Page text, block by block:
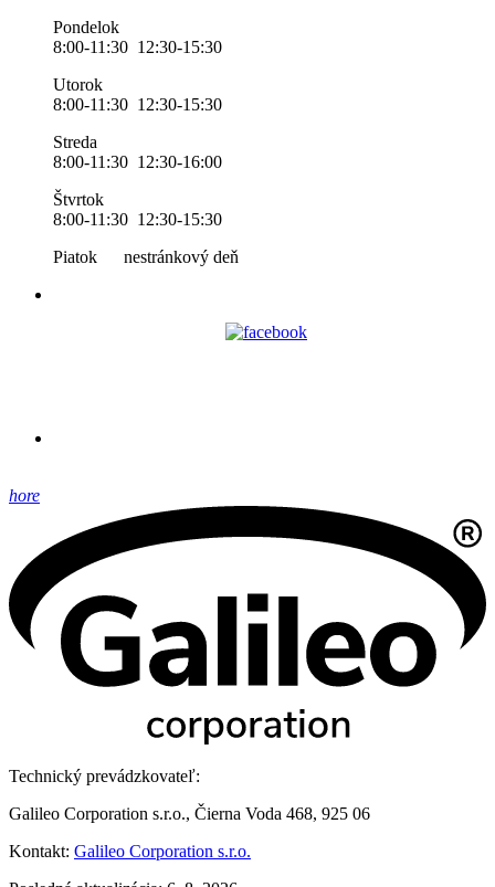
Pondelok
8:00-11:30 12:30-15:30
Utorok
8:00-11:30 12:30-15:30
Streda
8:00-11:30 12:30-16:00
Štvrtok
8:00-11:30 12:30-15:30
Piatok nestránkový deň
hore
Technický prevádzkovateľ:
Galileo Corporation s.r.o., Čierna Voda 468, 925 06
Kontakt: Galileo Corporation s.r.o.